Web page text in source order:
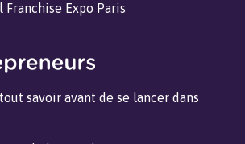
Franchise Expo Paris
savoir avant de se lancer dans